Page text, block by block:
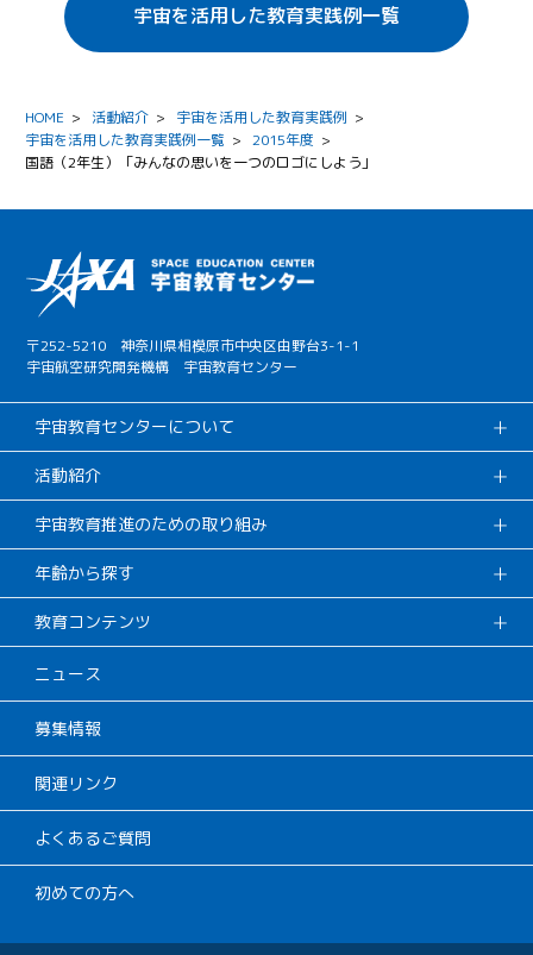
宇宙を活用した教育実践例一覧
HOME > 活動紹介 > 宇宙を活用した教育実践例 >
宇宙を活用した教育実践例一覧 > 2015年度 >
国語（2年生）「みんなの思いを一つのロゴにしよう」
〒252-5210 神奈川県相模原市中央区由野台3-1-1
宇宙航空研究開発機構 宇宙教育センター
宇宙教育センターについて
活動紹介
宇宙教育推進のための取り組み
年齢から探す
教育コンテンツ
ニュース
募集情報
関連リンク
よくあるご質問
初めての方へ